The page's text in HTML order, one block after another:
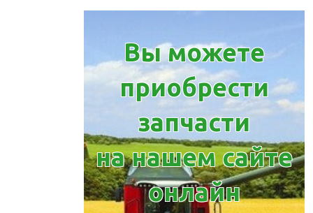
Вы можете
приобрести
запчасти
на нашем сайте
онлайн